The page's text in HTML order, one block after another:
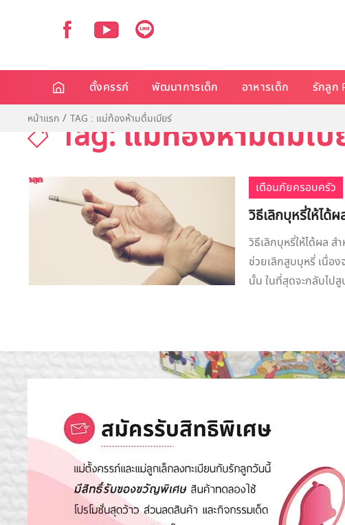
ตั้งครรภ์ พัฒนาการเด็ก อาหารเด็ก รักลูก
หน้าแรก TAG : แม่ท้องห้ามดื่มเบียร์
Tag: แม่ท้องห้ามดื่มเบี
เตือนภัยครอบครัว
วิธีเลิกบุหรี่ให้ได้
วิธีเลิกบุหรี่ให้ได้ผล
ช่วยเลิกสูบบุหรี่ เนื่อ
นั้น ในที่สุดจะกลับไป